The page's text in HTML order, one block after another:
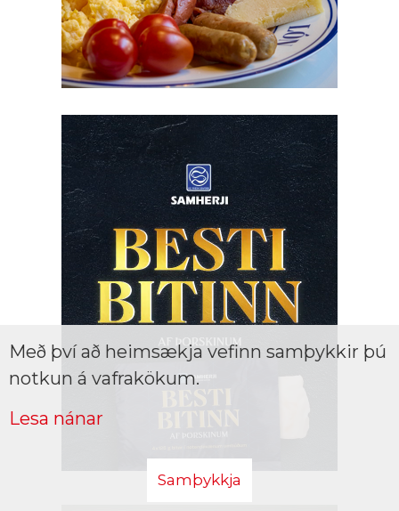
Með því að heimsækja vefinn samþykkir þú
notkun á vafrakökum.
Lesa nánar
Samþykkja